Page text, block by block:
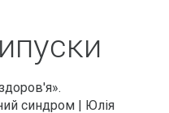
синдром | Юлія